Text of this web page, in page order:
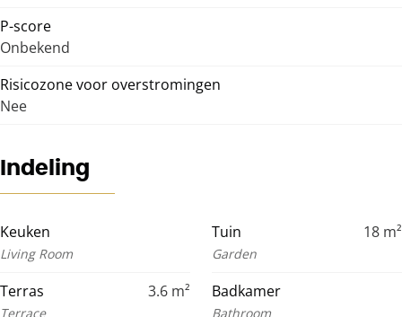
P-score
Onbekend
Risicozone voor overstromingen
Nee
Indeling
Keuken
Living Room
Tuin 18 m²
Garden
Terras 3.6 m²
Terrace
Badkamer
Bathroom